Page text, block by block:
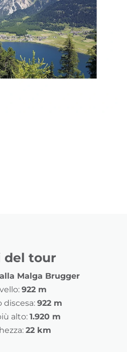
del tour
Malga Brugger
922 m
discesa: 922 m
alto: 1.920 m
22 km